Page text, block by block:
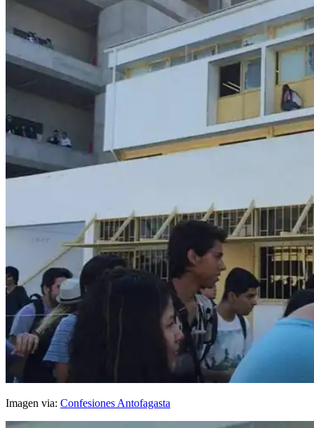
Imagen via: Confesiones Antofagasta